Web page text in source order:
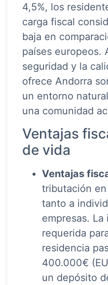
4,5%, los
carga fiscal
baja en
países europeos.
seguridad y la
ofrece Andorra
un entorno
una comunidad
Ventajas
de vida
Ventajas
tributación
tanto a
empresas.
requerida
residencia
400.000€
un depósito